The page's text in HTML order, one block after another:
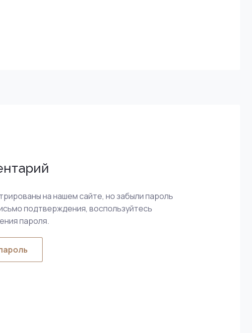
на нашем сайте, но забыли пароль
подтверждения, воспользуйтесь
пароля.